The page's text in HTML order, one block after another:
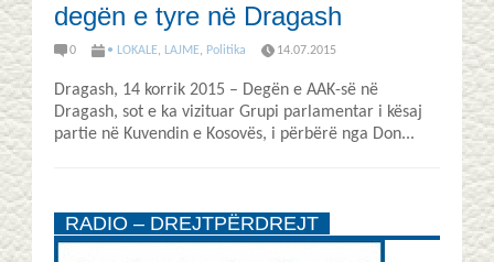
degën e tyre në Dragash
0 • LOKALE, LAJME, Politika 14.07.2015
Dragash, 14 korrik 2015 – Degën e AAK-së në
Dragash, sot e ka vizituar Grupi parlamentar i kësaj
partie në Kuvendin e Kosovës, i përbërë nga Don...
RADIO – DREJTPËRDREJT